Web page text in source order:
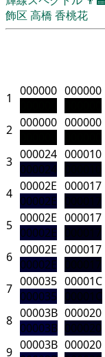
飾区 高橋 香桃花
1
000000 000000
2 000000 000000
3 000024
000024
000010
4 00002E
00002E
000017
5 00002E
00002E
000017
6 00002E
00002E
000017
7 000035
000035
00001C
00001C
8 00003B
00003B
000020
000020
9 00003B 000020